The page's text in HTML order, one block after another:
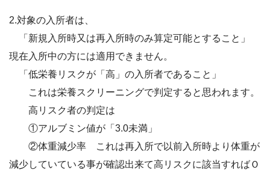
2.対象の入所者は、
「新規入所時又は再入所時のみ算定可能とすること」
現在入所中の方には適用できません。
「低栄養リスクが「高」の入所者であること」
これは栄養スクリーニングで判定すると思われます。
高リスク者の判定は
①アルブミン値が「3.0未満」
②体重減少率 これは再入所で以前入所時より体重が
減少していている事が確認出来て高リスクに該当すればＯ